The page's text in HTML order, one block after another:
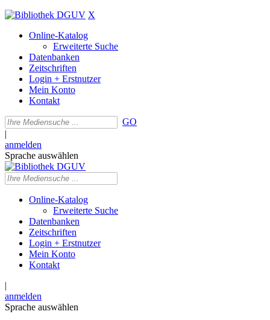
X
Online-Katalog
Erweiterte Suche
Datenbanken
Zeitschriften
Login + Erstnutzer
Mein Konto
Kontakt
GO
|
anmelden
Sprache auswählen
Online-Katalog
Erweiterte Suche
Datenbanken
Zeitschriften
Login + Erstnutzer
Mein Konto
Kontakt
|
anmelden
Sprache auswählen